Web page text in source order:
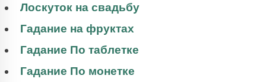
Лоскуток на свадьбу
Гадание на фруктах
Гадание По таблетке
Гадание По монетке